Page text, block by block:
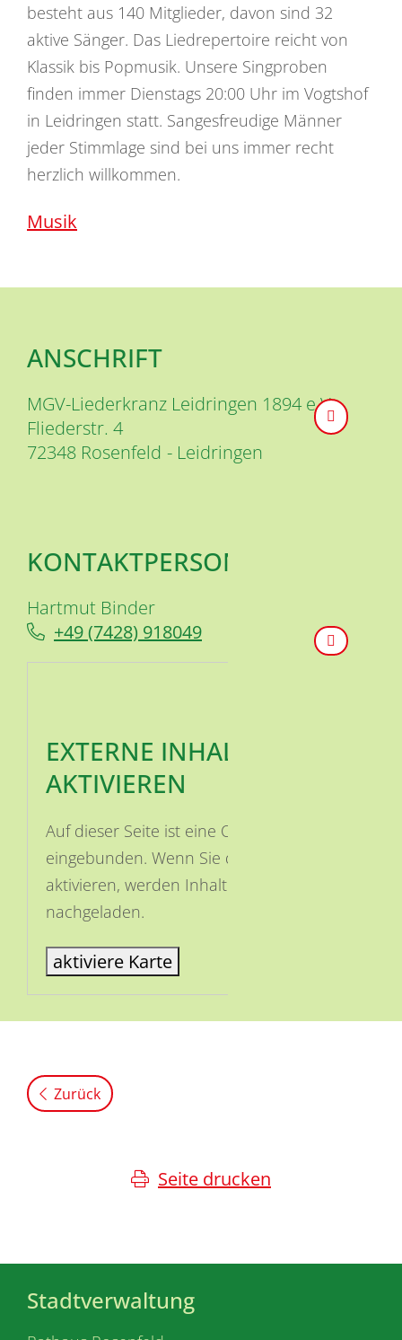
besteht aus 140 Mitglieder, davon sind 32
aktive Sänger. Das Liedrepertoire reicht von
Klassik bis Popmusik. Unsere Singproben
finden immer Dienstags 20:00 Uhr im Vogtshof
in Leidringen statt. Sangesfreudige Männer
jeder Stimmlage sind bei uns immer recht
herzlich willkommen.
Musik
ANSCHRIFT
MGV-Liederkranz Leidringen 1894 e.V.
Leidringen
Fliederstr. 4
72348 Rosenfeld
KONTAKTPERSON
Hartmut Binder
+49 (7428) 918049
EXTERNE INHALTE
AKTIVIEREN
Auf dieser Seite ist eine OSM Karte
eingebunden. Wenn Sie die Karte
aktivieren, werden Inhalte von OSM
nachgeladen.
aktiviere Karte
Zurück
Seite drucken
Stadtverwaltung